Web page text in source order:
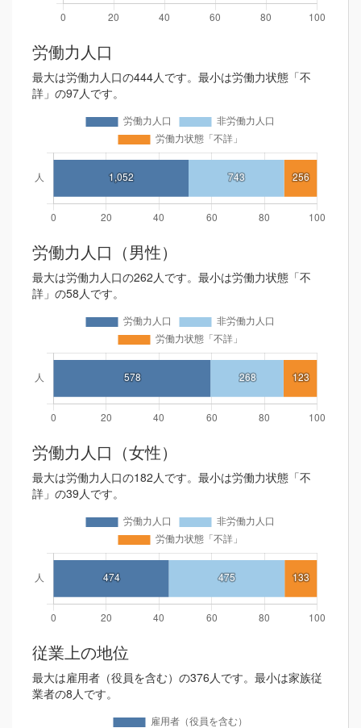
労働力人口
最大は労働力人口の444人です。最小は労働力状態「不
詳」の97人です。
労働力人口（男性）
最大は労働力人口の262人です。最小は労働力状態「不
詳」の58人です。
労働力人口（女性）
最大は労働力人口の182人です。最小は労働力状態「不
詳」の39人です。
従業上の地位
最大は雇用者（役員を含む）の376人です。最小は家族従
業者の8人です。